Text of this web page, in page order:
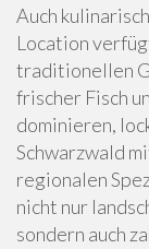
Auch
Location
traditionellen
frischer Fisch
dominieren,
Schwarzwald
regionalen
nicht nur
sondern auch